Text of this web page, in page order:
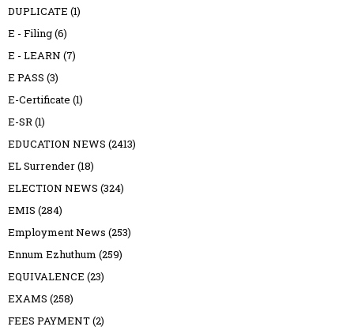
DUPLICATE (1)
E - Filing(6)
E - LEARN (7)
E PASS (3)
E-Certificate (1)
E-SR(1)
EDUCATION NEWS (2413)
EL Surrender(18)
ELECTION NEWS (324)
EMIS (284)
Employment News (253)
Ennum Ezhuthum (259)
EQUIVALENCE (23)
EXAMS (258)
FEES PAYMENT(2)